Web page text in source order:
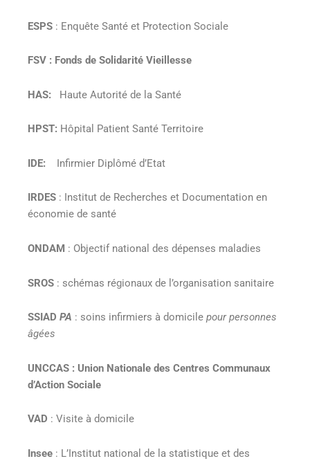
ESPS : Enquête Santé et Protection Sociale
FSV : Fonds de Solidarité Vieillesse
HAS: Haute Autorité de la Santé
HPST: Hôpital Patient Santé Territoire
IDE: Infirmier Diplômé d’Etat
IRDES : Institut de Recherches et Documentation en
économie de santé
ONDAM : Objectif national des dépenses maladies
SROS : schémas régionaux de l’organisation sanitaire
SSIAD PA : soins infirmiers à domicile pour personnes
âgées
UNCCAS : Union Nationale des Centres Communaux
d’Action Sociale
VAD : Visite à domicile
Insee : L’Institut national de la statistique et des